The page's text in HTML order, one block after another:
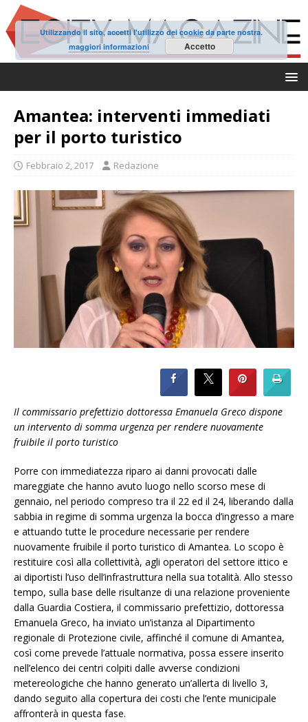
Amantea: interventi immediati
per il porto turistico
Febbraio 2, 2017 Redazione
Il commissario prefettizio dottoressa Emanuela Greco dispone
un intervento di somma urgenza per rendere nuovamente
fruibile il porto turistico
Porre con immediatezza riparo ai danni provocati dalle
mareggiate che hanno avuto luogo nello scorso mese di
gennaio, nel periodo compreso tra il 22 ed il 24, liberando dalla
sabbia in regime di somma urgenza la bocca d’ingresso a mare
e attuando tutte le procedure necessarie per rendere
nuovamente fruibile il porto turistico di Amantea. Lo scopo è
restituire così alla collettività, agli operatori del settore ittico e
ai diportisti l’uso dell’infrastruttura nella sua totalità. Allo stesso
tempo, sulla base delle risultanze di una relazione proveniente
dalla Guardia Costiera, il commissario prefettizio, dottoressa
Emanuela Greco, ha inviato un’istanza al Dipartimento
regionale di Protezione civile, affinché il comune di Amantea,
così come prevede l’attuale normativa, possa essere inserito
nell’elenco dei centri colpiti dalle avverse condizioni
metereologiche che hanno generato un’allerta di livello 3,
dando seguito alla copertura dei costi che l’ente municipale
affronterà in questa fase.
Utilizzando il sito, accetti l'utilizzo dei cookie da parte nostra.
maggiori informazioni
Accetto